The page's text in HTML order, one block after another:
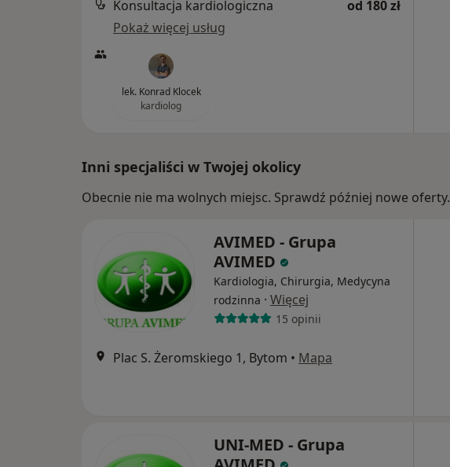
Konsultacja kardiologiczna
od 180 zł
Pokaż więcej usług
lek. Konrad Klocek
kardiolog
Inni specjaliści w Twojej okolicy
Obecnie nie ma wolnych miejsc. Sprawdź później nowe oferty.
AVIMED - Grupa
AVIMED
Kardiologia, Chirurgia, Medycyna
rodzinna · Więcej
15 opinii
Plac S. Żeromskiego 1, Bytom • Mapa
UNI-MED - Grupa